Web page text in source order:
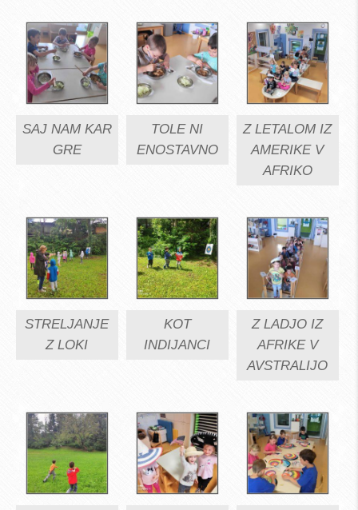
SAJ NAM KAR
GRE
TOLE NI
ENOSTAVNO
Z LETALOM IZ
AMERIKE V
AFRIKO
STRELJANJE
Z LOKI
KOT
INDIJANCI
Z LADJO IZ
AFRIKE V
AVSTRALIJO